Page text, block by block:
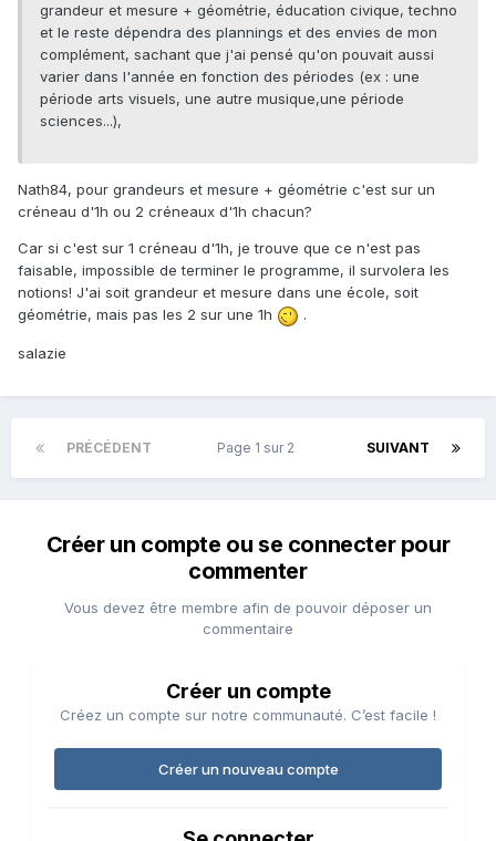
grandeur et mesure + géométrie, éducation civique, techno
et le reste dépendra des plannings et des envies de mon
complément, sachant que j'ai pensé qu'on pouvait aussi
varier dans l'année en fonction des périodes (ex : une
période arts visuels, une autre musique,une période
sciences...),
Nath84, pour grandeurs et mesure + géométrie c'est sur un
créneau d'1h ou 2 créneaux d'1h chacun?
Car si c'est sur 1 créneau d'1h, je trouve que ce n'est pas
faisable, impossible de terminer le programme, il survolera les
notions! J'ai soit grandeur et mesure dans une école, soit
géométrie, mais pas les 2 sur une 1h
.
salazie
PRÉCÉDENT SUIVANT
Page 1 sur 2
Créer un compte ou se connecter pour
commenter
Vous devez être membre afin de pouvoir déposer un
commentaire
Créer un compte
Créez un compte sur notre communauté. C’est facile !
Créer un nouveau compte